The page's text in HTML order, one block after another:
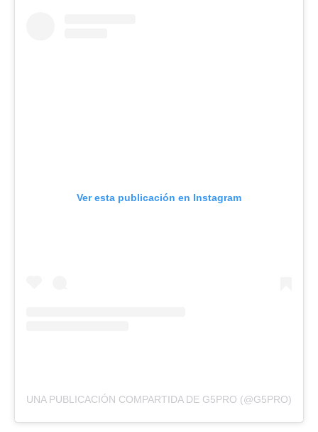
Ver esta publicación en Instagram
UNA PUBLICACIÓN COMPARTIDA DE G5PRO (@G5PRO)